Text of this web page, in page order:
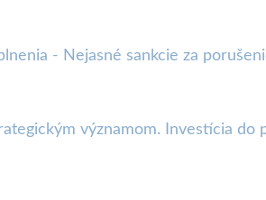
- Nejasné sankcie za
významom. Investícia do